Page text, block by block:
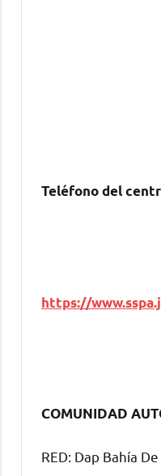
Teléfono del
https://
COMUNIDAD
RED: Dap Bahía